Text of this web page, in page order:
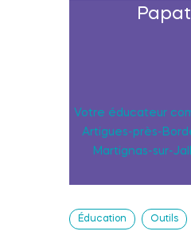
Votre éducateur
Artigues-près-
Martignas-sur-
Éducation Outils